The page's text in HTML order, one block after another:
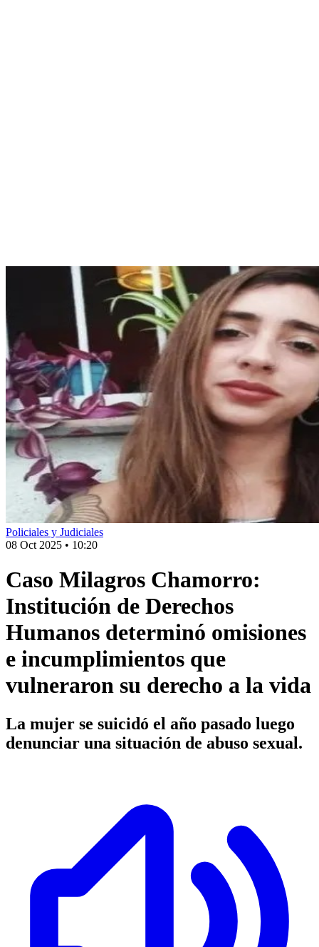
Policiales y Judiciales
08 Oct 2025 • 10:20
Caso Milagros Chamorro:
Institución de Derechos
Humanos determinó omisiones
e incumplimientos que
vulneraron su derecho a la vida
La mujer se suicidó el año pasado luego
denunciar una situación de abuso sexual.